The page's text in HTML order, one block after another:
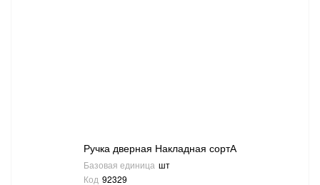
Ручка дверная Накладная сортА
Базовая единица шт
Код 92329